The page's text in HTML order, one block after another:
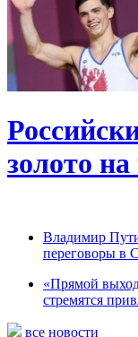
золото
Владимир
переговоры в
«Прямой
стремятся
все новости